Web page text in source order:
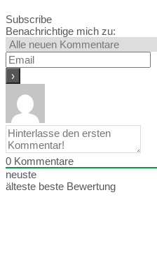
Subscribe
Benachrichtige mich zu:
0 Kommentare
neuste
älteste beste Bewertung